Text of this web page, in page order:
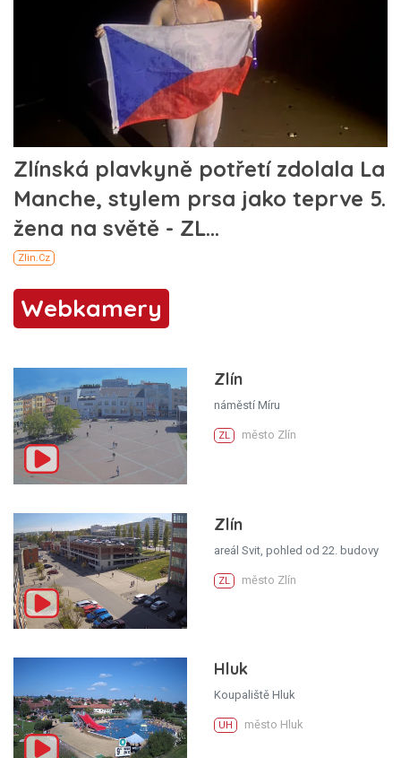
Webkamery
Zlín
náměstí Míru
ZL město Zlín
Zlín
areál Svit, pohled od 22. budovy
ZL město Zlín
Hluk
Koupaliště Hluk
UH město Hluk